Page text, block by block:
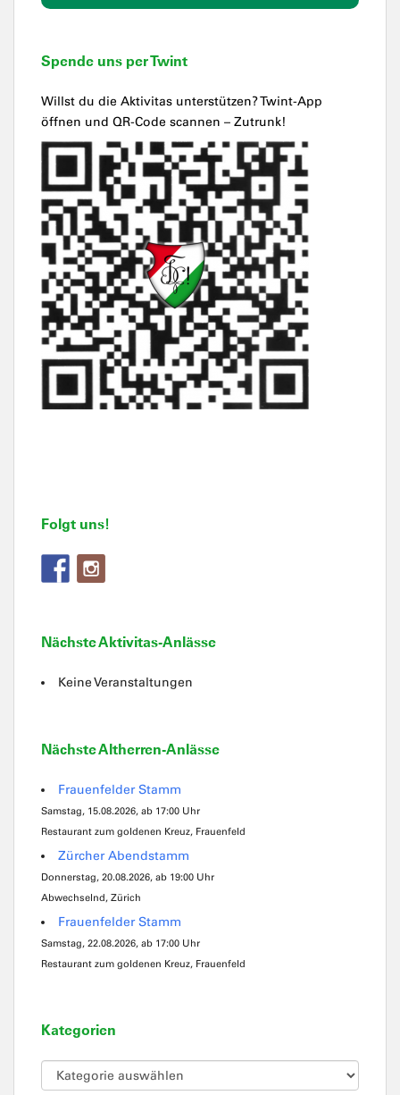
Spende uns per Twint
Willst du die Aktivitas unterstützen? Twint-App
öffnen und QR-Code scannen – Zutrunk!
Folgt uns!
Nächste Aktivitas-Anlässe
Keine Veranstaltungen
Nächste Altherren-Anlässe
Frauenfelder Stamm
Samstag, 15.08.2026, ab 17:00 Uhr
Restaurant zum goldenen Kreuz, Frauenfeld
Zürcher Abendstamm
Donnerstag, 20.08.2026, ab 19:00 Uhr
Abwechselnd, Zürich
Frauenfelder Stamm
Samstag, 22.08.2026, ab 17:00 Uhr
Restaurant zum goldenen Kreuz, Frauenfeld
Kategorien
Kategorien